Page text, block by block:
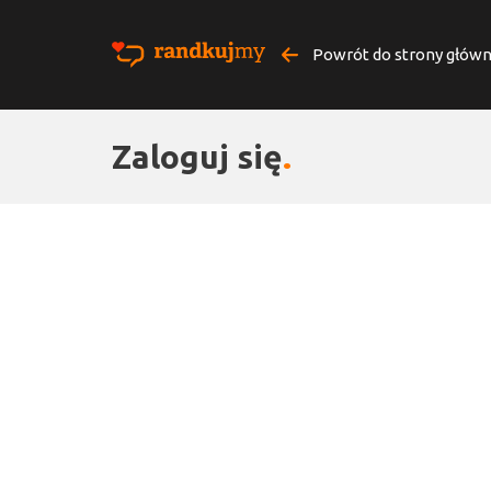
Powrót do strony
Zaloguj się